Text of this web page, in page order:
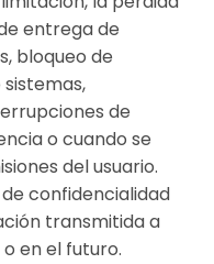
entrega de
bloqueo de
de
o cuando se
del usuario.
confidencialidad
transmitida a
en el futuro.